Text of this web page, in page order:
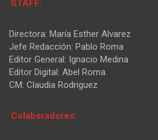
STAFF:
Directora: María Esther Alvarez
Jefe Redacción: Pablo Roma
Editor General: Ignacio Medina
Editor Digital: Abel Roma
CM: Claudia Rodriguez
Colaboradores: